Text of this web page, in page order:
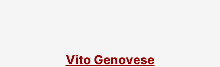
Vito Genovese